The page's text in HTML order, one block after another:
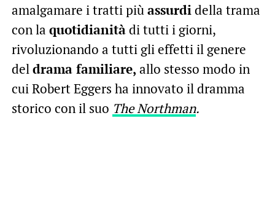
amalgamare i tratti piùassurdidella trama
con la quotidianitàdi tutti i giorni,
rivoluzionando a tutti gli effetti il genere
deldrama familiare, allo stesso modo in
cui Robert Eggers ha innovato il dramma
storico con il suo The Northman.